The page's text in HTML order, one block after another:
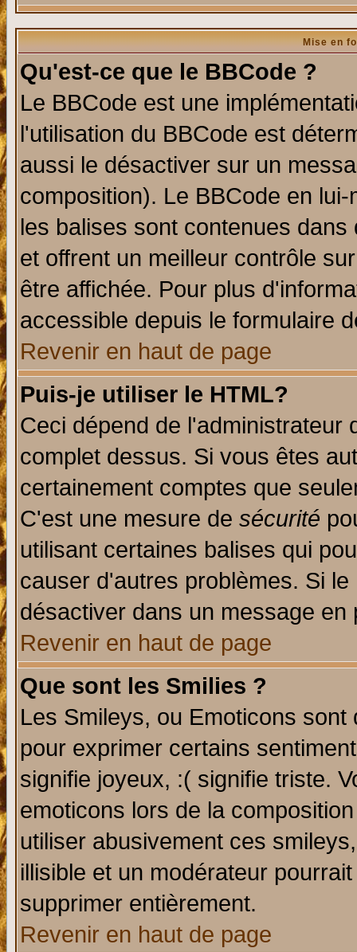
Mise en
Qu'est-ce que le BBCode ?
Le BBCode est une
l'utilisation du BBCode est
aussi le désactiver sur un
composition). Le BBCode en
les balises sont contenues
et offrent un meilleur contrôle
être affichée. Pour plus
accessible depuis le formulaire
Revenir en haut de page
Puis-je utiliser le HTML?
Ceci dépend de l'administrateur
complet dessus. Si vous êtes
certainement comptes que
C'est une mesure de sécurité
utilisant certaines balises qui
causer d'autres problèmes. Si
désactiver dans un message
Revenir en haut de page
Que sont les Smilies ?
Les Smileys, ou Emoticons
pour exprimer certains
signifie joyeux, :( signifie triste.
emoticons lors de la
utiliser abusivement ces
illisible et un modérateur
supprimer entièrement.
Revenir en haut de page